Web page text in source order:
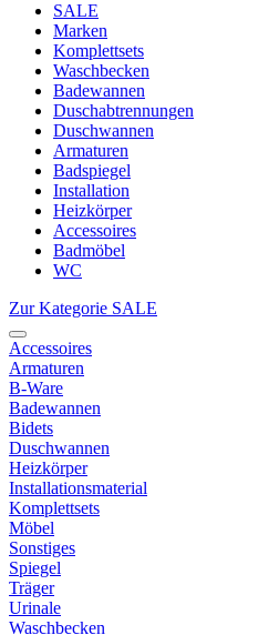
SALE
Marken
Komplettsets
Waschbecken
Badewannen
Duschabtrennungen
Duschwannen
Armaturen
Badspiegel
Installation
Heizkörper
Accessoires
Badmöbel
WC
Zur Kategorie SALE
Accessoires
Armaturen
B-Ware
Badewannen
Bidets
Duschwannen
Heizkörper
Installationsmaterial
Komplettsets
Möbel
Sonstiges
Spiegel
Träger
Urinale
Waschbecken